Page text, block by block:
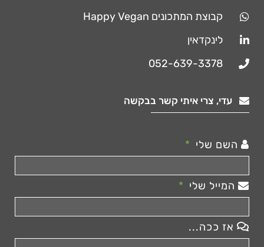
קבוצת המתכונים Happy Vegan
לינקדאין
052-639-3378
עדי, צרי איתי קשר בבקשה
השם שלי
המייל שלי
אז ככה...